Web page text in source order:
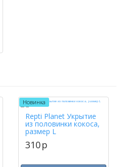
Новинка
Repti Planet Укрытие
из половинки кокоса,
размер L
310p